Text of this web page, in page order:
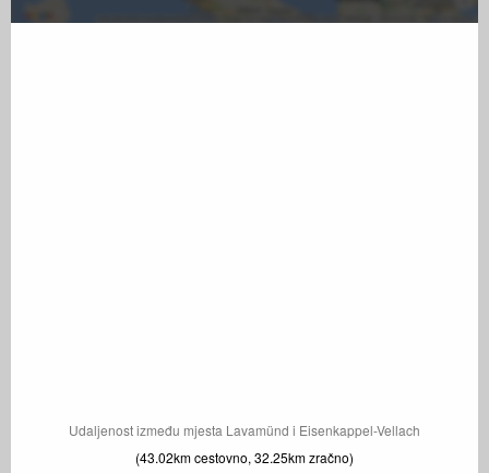
Udaljenost između mjesta Lavamünd i Eisenkappel-Vellach
(43.02km cestovno, 32.25km zračno)